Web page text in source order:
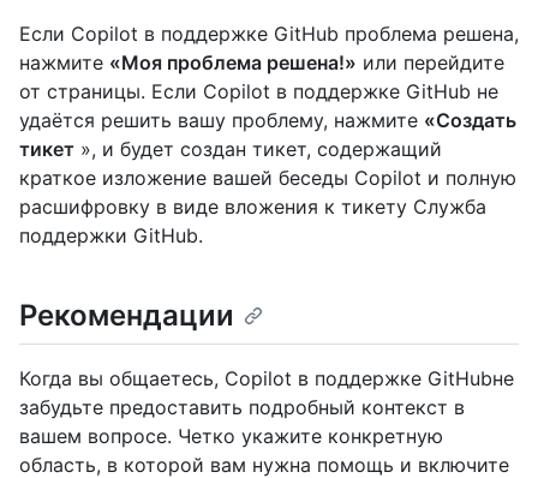
Если Copilot в поддержке GitHub проблема решена,
нажмите «Моя проблема решена!» или перейдите
от страницы. Если Copilot в поддержке GitHub не
удаётся решить вашу проблему, нажмите «Создать
тикет », и будет создан тикет, содержащий
краткое изложение вашей беседы Copilot и полную
расшифровку в виде вложения к тикету Служба
поддержки GitHub.
Рекомендации
Когда вы общаетесь, Copilot в поддержке GitHubне
забудьте предоставить подробный контекст в
вашем вопросе. Четко укажите конкретную
область, в которой вам нужна помощь и включите